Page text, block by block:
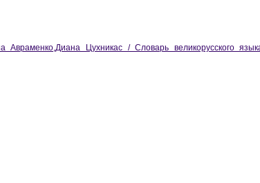
Авраменко,Диана Цухникас / Словарь великорусского